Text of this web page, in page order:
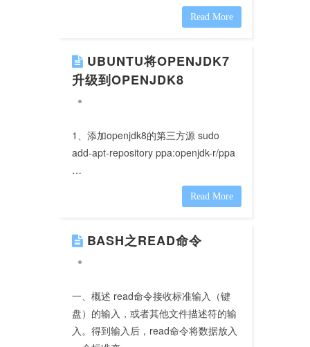
Read More
UBUNTU将OPENJDK7
升级到OPENJDK8
1、添加openjdk8的第三方源 sudo
add-apt-repository ppa:openjdk-r/ppa
…
Read More
BASH之READ命令
一、概述 read命令接收标准输入（键
盘）的输入，或者其他文件描述符的输
入。得到输入后，read命令将数据放入